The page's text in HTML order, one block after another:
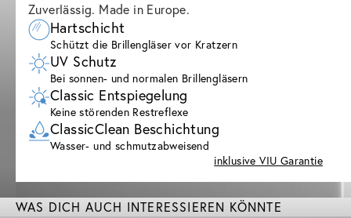
Zuverlässig. Made in Europe.
Hartschicht
Schützt die Brillengläser vor Kratzern
UV Schutz
Bei sonnen- und normalen Brillengläsern
Classic Entspiegelung
Keine störenden Restreflexe
ClassicClean Beschichtung
Wasser- und schmutzabweisend
inklusive VIU Garantie
WAS DICH AUCH INTERESSIEREN KÖNNTE